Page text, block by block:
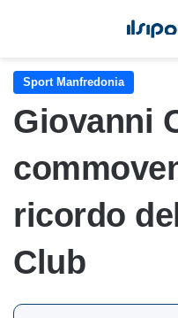
Sport Manfredonia
Giovanni
ricordo
Club